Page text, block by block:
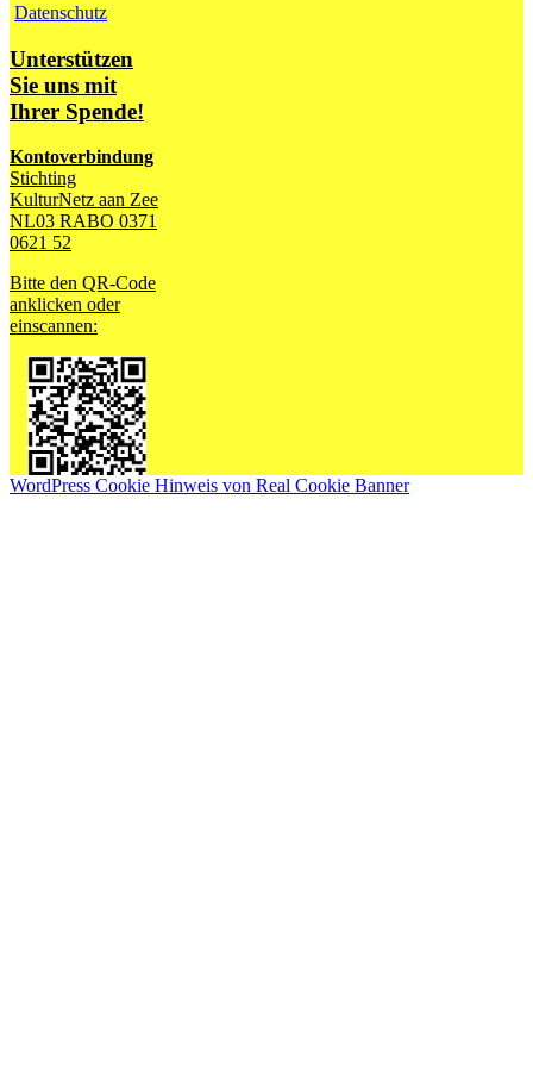
Datenschutz
Unterstützen
Sie uns mit
Ihrer Spende!
Kontoverbindung
Stichting
KulturNetz aan Zee
NL03 RABO 0371
0621 52
Bitte den QR-Code
anklicken oder
einscannen:
WordPress Cookie Hinweis von Real Cookie Banner